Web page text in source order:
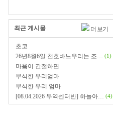
최근 게시물 더 보기
초코
26년8월6일 천호바느우리는 조… (1)
마음이 간절하면
무식한 우리엄마
무식한 우리 엄마
[08.04.2026 무역센터반] 하늘아… (4)